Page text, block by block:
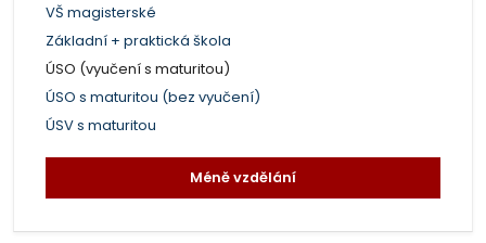
VŠ magisterské
Základní + praktická škola
ÚSO (vyučení s maturitou)
ÚSO s maturitou (bez vyučení)
ÚSV s maturitou
Méně vzdělání